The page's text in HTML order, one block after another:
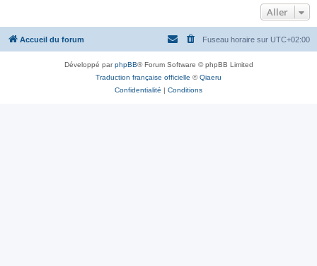
Aller
Accueil du forum Fuseau horaire sur UTC+02:00
Développé parphpBB® Forum Software © phpBB Limited
Traduction française officielle ©Qiaeru
Confidentialité | Conditions